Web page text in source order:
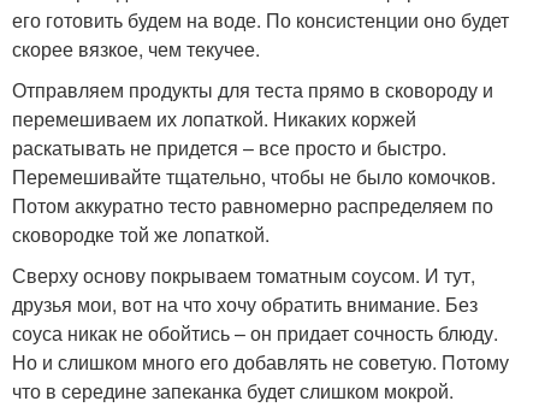
его готовить будем на воде. По консистенции оно будет
скорее вязкое, чем текучее.
Отправляем продукты для теста прямо в сковороду и
перемешиваем их лопаткой. Никаких коржей
раскатывать не придется – все просто и быстро.
Перемешивайте тщательно, чтобы не было комочков.
Потом аккуратно тесто равномерно распределяем по
сковородке той же лопаткой.
Сверху основу покрываем томатным соусом. И тут,
друзья мои, вот на что хочу обратить внимание. Без
соуса никак не обойтись – он придает сочность блюду.
Но и слишком много его добавлять не советую. Потому
что в середине запеканка будет слишком мокрой.